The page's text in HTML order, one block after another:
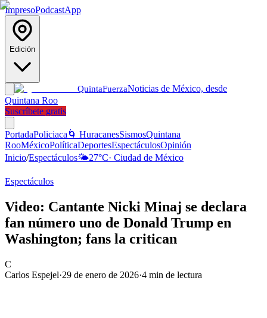
ImpresoPodcastApp
Edición
QuintaFuerzaNoticias de México, desde
Quintana Roo
Suscríbete gratis
PortadaPoliciaca 🌀 HuracanesSismosQuintana
RooMéxicoPolíticaDeportesEspectáculosOpinión
Inicio/Espectáculos🌤️27°C· Ciudad de México
Espectáculos
Video: Cantante Nicki Minaj se declara
fan número uno de Donald Trump en
Washington; fans la critican
C
Carlos Espejel·29 de enero de 2026·4 min de lectura